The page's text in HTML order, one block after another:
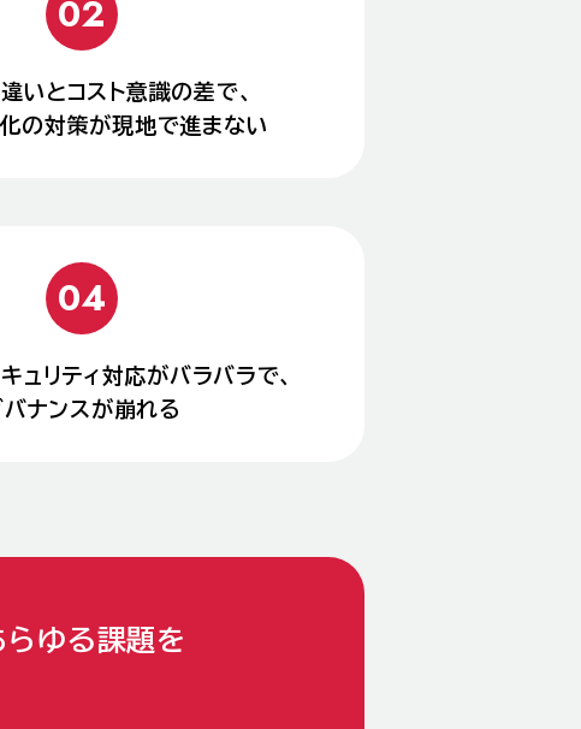
いとコスト意識の差で、
の対策が現地で進まない
ュリティ対応がバラバラで、
バナンスが崩れる
らゆる課題を